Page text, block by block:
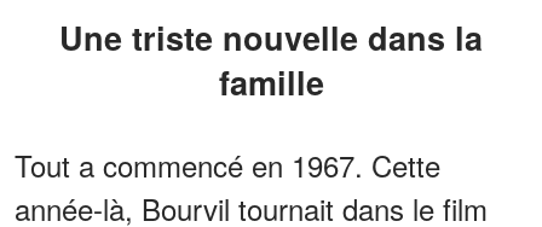
Une triste nouvelle dans la
famille
Tout a commencé en 1967. Cette
année-là, Bourvil tournait dans le film